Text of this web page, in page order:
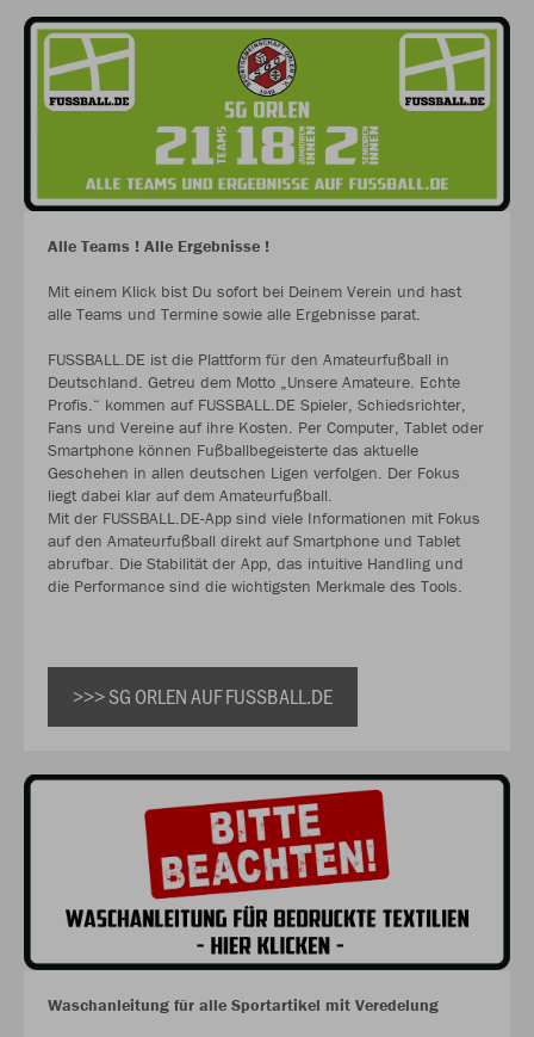
Alle Teams ! Alle Ergebnisse !
Mit einem Klick bist Du sofort bei Deinem Verein und hast
alle Teams und Termine sowie alle Ergebnisse parat.
FUSSBALL.DE ist die Plattform für den Amateurfußball in
Deutschland. Getreu dem Motto „Unsere Amateure. Echte
Profis.“ kommen auf FUSSBALL.DE Spieler, Schiedsrichter,
Fans und Vereine auf ihre Kosten. Per Computer, Tablet oder
Smartphone können Fußballbegeisterte das aktuelle
Geschehen in allen deutschen Ligen verfolgen. Der Fokus
liegt dabei klar auf dem Amateurfußball.
Mit der FUSSBALL.DE-App sind viele Informationen mit Fokus
auf den Amateurfußball direkt auf Smartphone und Tablet
abrufbar. Die Stabilität der App, das intuitive Handling und
die Performance sind die wichtigsten Merkmale des Tools.
>>> SG ORLEN AUF FUSSBALL.DE
Waschanleitung für alle Sportartikel mit Veredelung